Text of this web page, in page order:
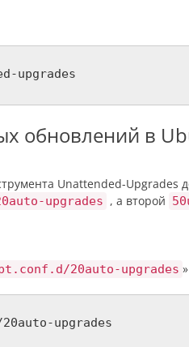
upgrades
обновлений в
Unattended-Upgrades
upgrades , а второй
20auto-upgrades »
upgrades